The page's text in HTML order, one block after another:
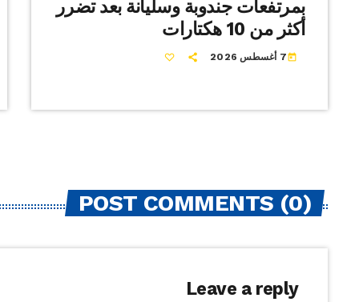
بمرتفعات جندوبة وسليانة بعد تضرر
أكثر من 10 هكتارات
today 7 أغسطس 2026
POST COMMENTS (0)
Leave a reply